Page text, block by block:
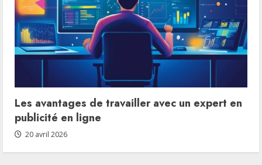
Les avantages de travailler avec un expert en
publicité en ligne
20 avril 2026